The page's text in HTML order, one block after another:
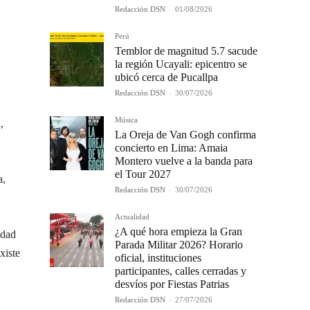
Redacción DSN - 01/08/2026
Perú
Temblor de magnitud 5.7 sacude
la región Ucayali: epicentro se
ubicó cerca de Pucallpa
Redacción DSN - 30/07/2026
Música
La Oreja de Van Gogh confirma
concierto en Lima: Amaia
Montero vuelve a la banda para
el Tour 2027
Redacción DSN - 30/07/2026
Actualidad
¿A qué hora empieza la Gran
Parada Militar 2026? Horario
oficial, instituciones
participantes, calles cerradas y
desvíos por Fiestas Patrias
Redacción DSN - 27/07/2026